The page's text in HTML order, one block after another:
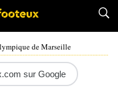
de Marseille
sur Google